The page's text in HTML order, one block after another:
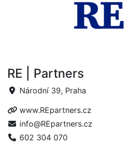
RE | Partners
Národní 39, Praha
www.REpartners.cz
info@REpartners.cz
602 304 070